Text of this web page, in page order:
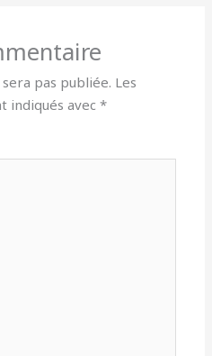
pas publiée. Les
indiqués avec*